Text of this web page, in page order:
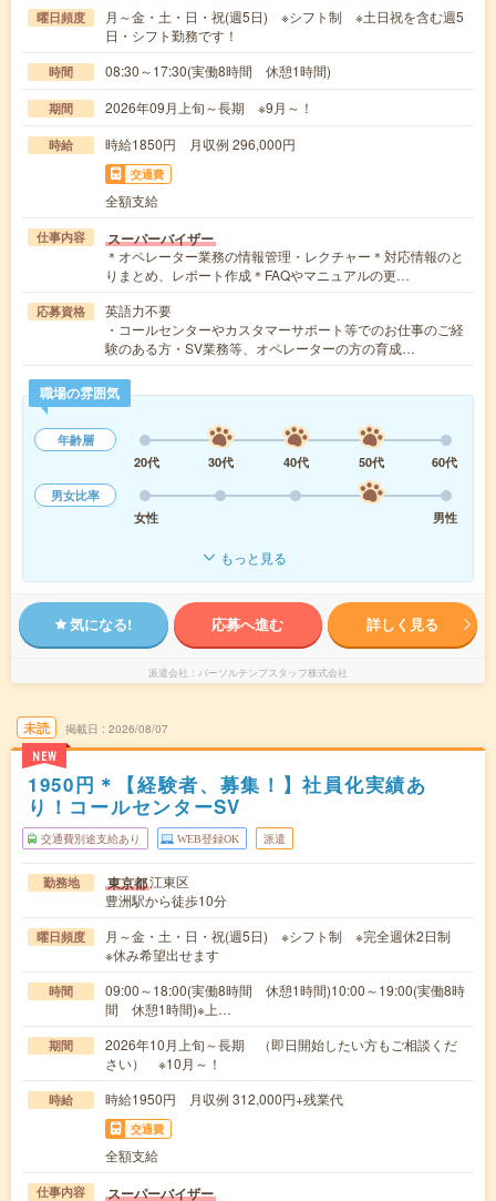
曜日頻度
月～金・土・日・祝(週5日) ※シフト制 ※土日祝を含む週5
日・シフト勤務です！
時間 08:30～17:30(実働8時間 休憩1時間)
期間 2026年09月上旬～長期 ※9月～！
時給 時給1850円 月収例 296,000円
交通費
全額支給
仕事内容 スーパーバイザー
＊オペレーター業務の情報管理・レクチャー＊対応情報のと
りまとめ、レポート作成＊FAQやマニュアルの更…
応募資格
英語力不要
・コールセンターやカスタマーサポート等でのお仕事のご経
験のある方・SV業務等、オペレーターの方の育成…
職場の雰囲気
年齢層
20代
30代 40代 50代
60代
男女比率
女性
男性
もっと見る
気になる! 応募へ進む 詳しく見る
派遣会社 パーソルテンプスタッフ株式会社
未読
NEW
掲載日 2026/08/07
1950円＊【経験者、募集！】社員化実績あ
り！コールセンターSV
交通費別途支給あり WEB登録OK 派遣
勤務地 東京都江東区
豊洲駅から徒歩10分
曜日頻度
月～金・土・日・祝(週5日) ※シフト制 ※完全週休2日制
※休み希望出せます
時間
09:00～18:00(実働8時間 休憩1時間)10:00～19:00(実働8時
間 休憩1時間)※上…
期間
2026年10月上旬～長期 （即日開始したい方もご相談くだ
さい） ※10月～！
時給 時給1950円 月収例 312,000円+残業代
交通費
全額支給
仕事内容 スーパーバイザー